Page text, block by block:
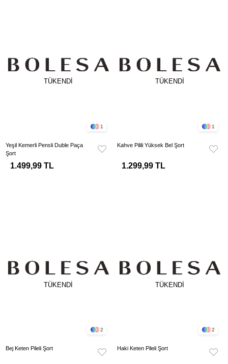
TÜKENDI
1
Yeşil Kemerli Pensli Duble Paça
Şort
1.499,99 TL
TÜKENDI
1
Kahve Pilili Yüksek Bel Şort
1.299,99 TL
TÜKENDI
2
Bej Keten Pileli Şort
TÜKENDI
2
Haki Keten Pileli Şort